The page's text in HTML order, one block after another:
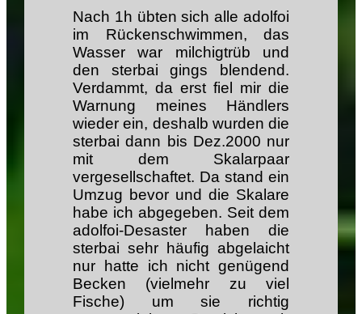
Nach 1h übten sich alle adolfoi
im Rückenschwimmen, das
Wasser war milchigtrüb und
den sterbai gings blendend.
Verdammt, da erst fiel mir die
Warnung meines Händlers
wieder ein, deshalb wurden die
sterbai dann bis Dez.2000 nur
mit dem Skalarpaar
vergesellschaftet. Da stand ein
Umzug bevor und die Skalare
habe ich abgegeben. Seit dem
adolfoi-Desaster haben die
sterbai sehr häufig abgelaicht
nur hatte ich nicht genügend
Becken (vielmehr zu viel
Fische) um sie richtig